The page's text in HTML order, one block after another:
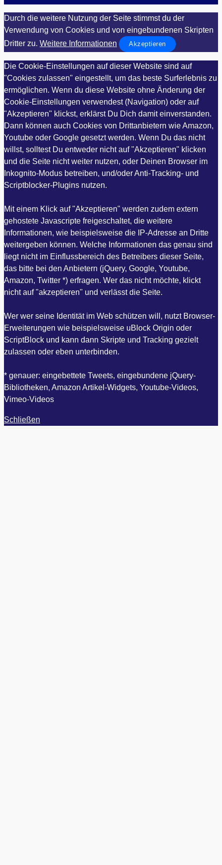
Durch die weitere Nutzung der Seite stimmst du der
Verwendung von Cookies und von eingebundenen Skripten
Dritter zu. Weitere Informationen Akzeptieren
Die Cookie-Einstellungen auf dieser Website sind auf
"Cookies zulassen" eingestellt, um das beste Surferlebnis zu
ermöglichen. Wenn du diese Website ohne Änderung der
Cookie-Einstellungen verwendest (Navigation) oder auf
"Akzeptieren" klickst, erklärst Du Dich damit einverstanden.
Dann können auch Cookies von Drittanbietern wie Amazon,
Youtube oder Google gesetzt werden. Wenn Du das nicht
willst, solltest Du entweder nicht auf "Akzeptieren" klicken
und die Seite nicht weiter nutzen, oder Deinen Browser im
Inkognito-Modus betreiben, und/oder Anti-Tracking- und
Scriptblocker-Plugins nutzen.
Mit einem Klick auf "Akzeptieren" werden zudem extern
gehostete Javascripte freigeschaltet, die weitere
Informationen, wie beispielsweise die IP-Adresse an Dritte
weitergeben können. Welche Informationen das genau sind
liegt nicht im Einflussbereich des Betreibers dieser Seite,
das bitte bei den Anbietern (jQuery, Google, Youtube,
Amazon, Twitter *) erfragen. Wer das nicht möchte, klickt
nicht auf "akzeptieren" und verlässt die Seite.
Wer wer seine Identität im Web schützen will, nutzt Browser-
Erweiterungen wie beispielsweise uBlock Origin oder
ScriptBlock und kann dann Skripte und Tracking gezielt
zulassen oder eben unterbinden.
* genauer: eingebettete Tweets, eingebundene jQuery-
Bibliotheken, Amazon Artikel-Widgets, Youtube-Videos,
Vimeo-Videos
Schließen